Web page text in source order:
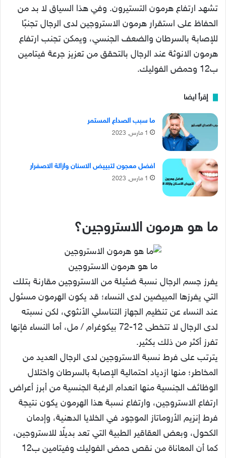
تشهد ارتفاع هرمون التستيرون. وفي هذا السياق لا بد من
الحفاظ على استقرار هرمون الاستروجين لدى الرجال تجنبًا
للإصابة بالسرطان والضعف الجنسي، ويمكن تجنب ارتفاع
هرمون الانوثة عند الرجال بالتحقق من تعزيز جرعة فيتامين
ب12 وحمض الفوليك.
إقرأ ايضا
ما سبب الصداع المستمر
1 مارس, 2023
افضل معجون لتبييض الاسنان وازالة الاصفرار
1 مارس, 2023
ما هو هرمون الاستروجين؟
ما هو هرمون الاستروجين
يفرز جسم الرجال نسبة ضئيلة من الاستروجين مقارنة بتلك
التي يفرزها المبيضين لدى النساء؛ قد يكون الهرمون مسئول
عند النساء عن تنظيم الجهاز التناسلي الأنثوي، لكن نسبته
لدى الرجال لا تتخطى 12-72 بيكوغرام / مل، أما النساء فإنها
تفرز أكثر من ذلك بكثير.
يترتب على فرط نسبة الاستروجين لدى الرجال العديد من
المخاطر؛ منها ازدياد احتمالية الإصابة بالسرطان واختلال
الوظائف الجنسية منها انعدام الرغبة الجنسية من أبرز أعراض
ارتفاع الاستروجين، وارتفاع نسبة هذا الهرمون يكون نتيجة
فرط إنزيم الأروماتاز الموجود في الخلايا الدهنية، وإدمان
الكحول، وبعض العقاقير الطبية التي تعد بديلًا للاستروجين،
كما أن المعاناة من نقص حمض الفوليك وفيتامين ب12